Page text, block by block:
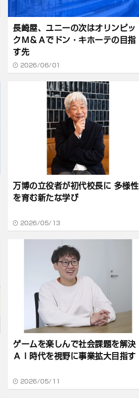
長崎屋、ユニーの次はオリンピッ
クＭ＆Ａでドン・キホーテの目指
す先
2026/06/01
万博の立役者が初代校長に 多様性
を育む新たな学び
2026/05/13
ゲームを楽しんで社会課題を解決
ＡＩ時代を視野に事業拡大目指す
2026/05/11